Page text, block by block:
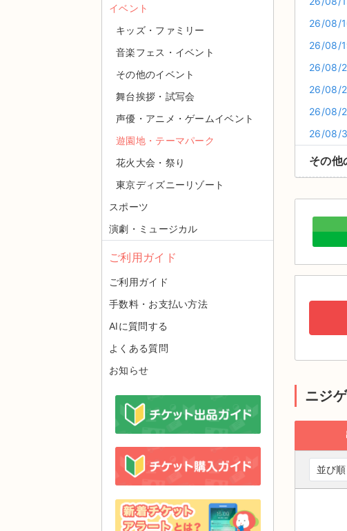
26/08/
26/08/
26/08/
26/08/
26/08/
26/08/
その他
ニジ
並び順
イベント
キッズ・ファミリー
音楽フェス・イベント
その他のイベント
舞台挨拶・試写会
声優・アニメ・ゲームイベント
遊園地・テーマパーク
花火大会・祭り
東京ディズニーリゾート
スポーツ
演劇・ミュージカル
ご利用ガイド
ご利用ガイド
手数料・お支払い方法
AIに質問する
よくある質問
お知らせ